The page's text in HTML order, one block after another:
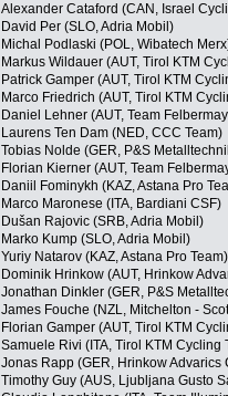
Alexander Cataford (CAN, Israel
David Per (SLO, Adria Mobil)
Michal Podlaski (POL, Wibatech
Markus Wildauer (AUT, Tirol KTM
Patrick Gamper (AUT, Tirol KTM
Marco Friedrich (AUT, Tirol KTM
Daniel Lehner (AUT, Team
Laurens Ten Dam (NED, CCC Team)
Tobias Nolde (GER, P&S
Florian Kierner (AUT, Team
Daniil Fominykh (KAZ, Astana Pro
Marco Maronese (ITA, Bardiani CSF)
Dušan Rajovic (SRB, Adria Mobil)
Marko Kump (SLO, Adria Mobil)
Yuriy Natarov (KAZ, Astana Pro Team)
Dominik Hrinkow (AUT, Hrinkow
Jonathan Dinkler (GER, P&S
James Fouche (NZL, Mitchelton -
Florian Gamper (AUT, Tirol KTM
Samuele Rivi (ITA, Tirol KTM Cycling
Jonas Rapp (GER, Hrinkow Advarics
Timothy Guy (AUS, Ljubljana Gusto